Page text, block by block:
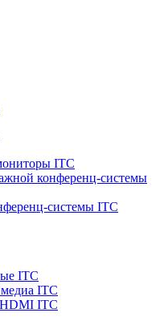
ITC
конференц-системы
системы ITC
ITC
ITC
HDMI ITC